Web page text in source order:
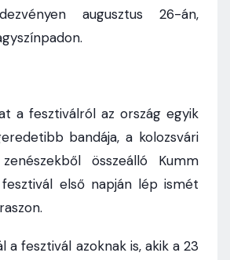
augusztus 26-án,
a fesztiválról az ország egyik
bandája, a kolozsvári
összeálló Kumm
első napján lép ismét
a fesztivál azoknak is, akik a 23